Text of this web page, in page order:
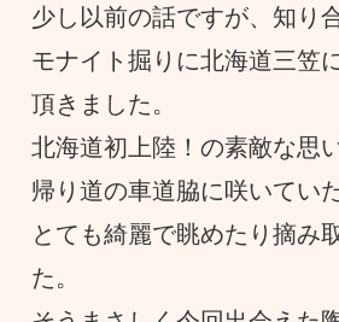
少し以前の話ですが、知り
モナイト掘りに北海道三笠
頂きました。
北海道初上陸！の素敵な思
帰り道の車道脇に咲いてい
とても綺麗で眺めたり摘み
た。